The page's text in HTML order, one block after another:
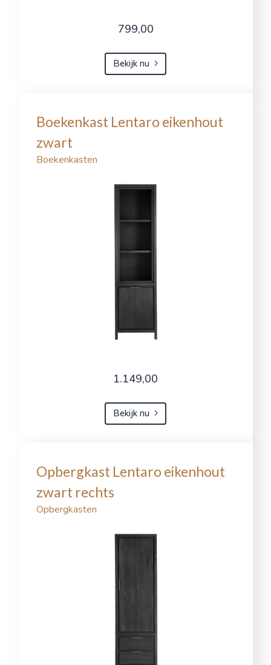
799,00
Bekijk nu
Boekenkast Lentaro eikenhout
zwart
Boekenkasten
1.149,00
Bekijk nu
Opbergkast Lentaro eikenhout
zwart rechts
Opbergkasten